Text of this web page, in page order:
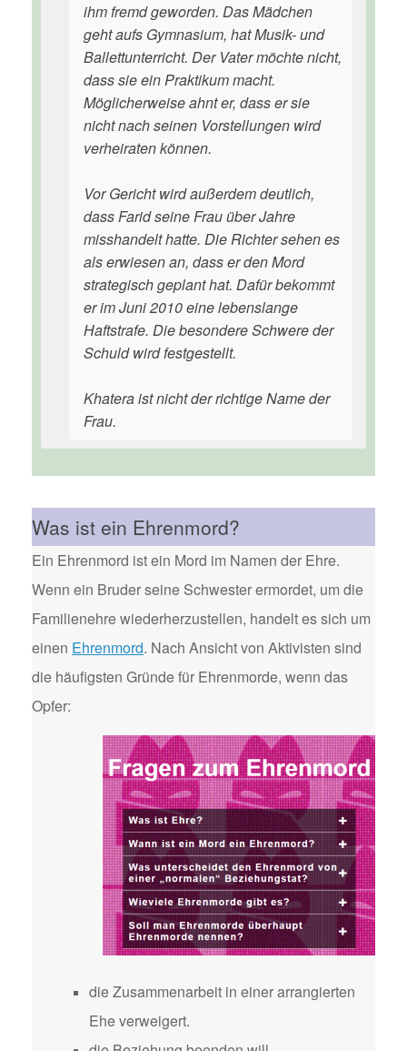
ihm fremd geworden. Das Mädchen
geht aufs Gymnasium, hat Musik- und
Ballettunterricht. Der Vater möchte nicht,
dass sie ein Praktikum macht.
Möglicherweise ahnt er, dass er sie
nicht nach seinen Vorstellungen wird
verheiraten können.
Vor Gericht wird außerdem deutlich,
dass Farid seine Frau über Jahre
misshandelt hatte. Die Richter sehen es
als erwiesen an, dass er den Mord
strategisch geplant hat. Dafür bekommt
er im Juni 2010 eine lebenslange
Haftstrafe. Die besondere Schwere der
Schuld wird festgestellt.
Khatera ist nicht der richtige Name der
Frau.
Was ist ein Ehrenmord?
Ein Ehrenmord ist ein Mord im Namen der Ehre.
Wenn ein Bruder seine Schwester ermordet, um die
Familienehre wiederherzustellen, handelt es sich um
einen Ehrenmord. Nach Ansicht von Aktivisten sind
die häufigsten Gründe für Ehrenmorde, wenn das
Opfer:
die Zusammenarbeit in einer arrangierten
Ehe verweigert.